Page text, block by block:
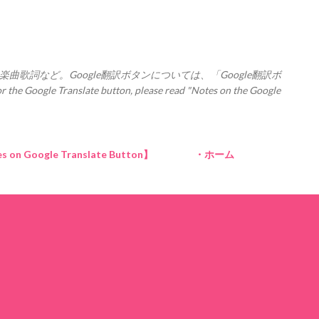
曲歌詞など。Google翻訳ボタンについては、「Google翻訳ボ
Google Translate button, please read "Notes on the Google
on Google Translate Button】
・ホーム